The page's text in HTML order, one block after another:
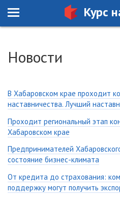
Курс
Новости
В Хабаровском крае проходит
наставничества. Лучший
Проходит региональный этап
Хабаровском крае
Предпринимателей
состояние бизнес-климата
От кредита до страхования:
поддержку могут получить